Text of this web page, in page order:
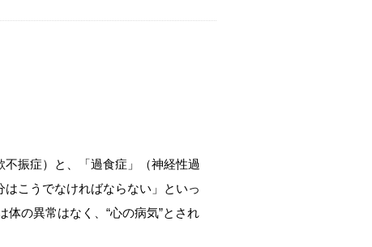
振症）と、「過食症」（神経性過
こうでなければならない」といっ
の異常はなく、“心の病気”とされ